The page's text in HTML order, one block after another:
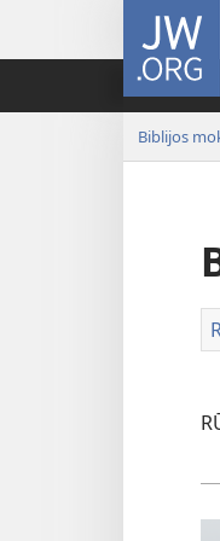
JW.ORG
Biblijos